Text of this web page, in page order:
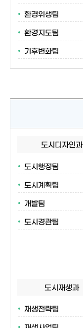
환경위생팀
환경지도팀
기후변화팀
도시디자인과
도시행정팀
도시계획팀
개발팀
도시경관팀
도시재생과
재생전략팀